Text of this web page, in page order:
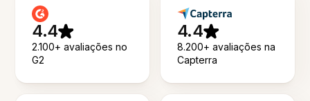
4.4
2.100+ avaliações no
G2
4.4
8.200+ avaliações na
Capterra